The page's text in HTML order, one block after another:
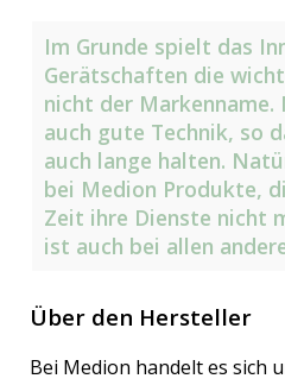
Im Grunde spielt das
Gerätschaften die
nicht der
auch gute Technik, so
auch lange halten.
bei Medion Produkte,
Zeit ihre Dienste nicht
ist auch bei allen
Über den Hersteller
Bei Medion handelt es sich